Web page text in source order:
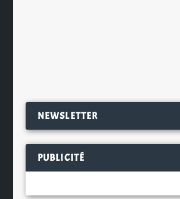
NEWSLETTER
PUBLICITÉ